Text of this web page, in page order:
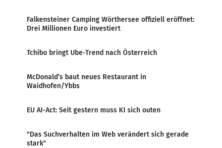
Falkensteiner Camping Wörthersee offiziell eröffnet:
Drei Millionen Euro investiert
Tchibo bringt Ube-Trend nach Österreich
McDonald’s baut neues Restaurant in
Waidhofen/Ybbs
EU AI-Act: Seit gestern muss KI sich outen
"Das Suchverhalten im Web verändert sich gerade
stark"